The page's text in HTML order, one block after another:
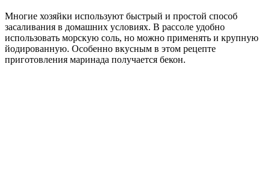
Многие хозяйки используют быстрый и простой способ
засаливания в домашних условиях. В рассоле удобно
использовать морскую соль, но можно применять и крупную
йодированную. Особенно вкусным в этом рецепте
приготовления маринада получается бекон.